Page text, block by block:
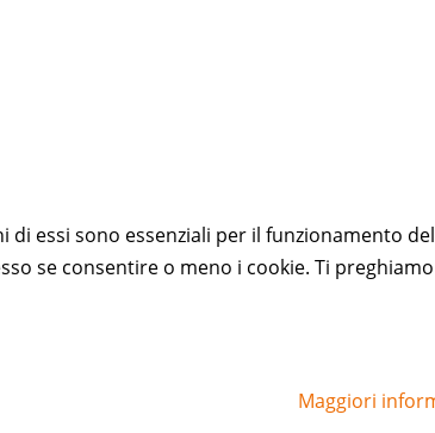
di essi sono essenziali per il funzionamento
se consentire o meno i cookie. Ti
Maggiori